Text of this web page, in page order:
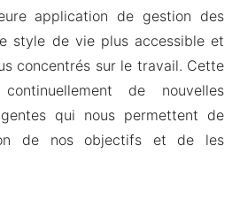
application de gestion des
style de vie plus accessible et
concentrés sur le travail. Cette
de nouvelles
qui nous permettent de
de nos objectifs et de les